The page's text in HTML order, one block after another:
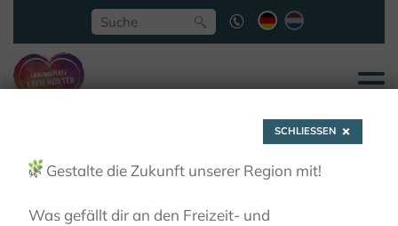
SCHLIESSEN
🌿 Gestalte die Zukunft unserer Region mit!
Was gefällt dir an den Freizeit- und